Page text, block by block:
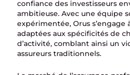
confiance des investisseurs
ambitieuse. Avec une équipe
expérimentée, Orus s’engage
adaptées aux spécificités de
d’activité, comblant ainsi un
assureurs traditionnels.